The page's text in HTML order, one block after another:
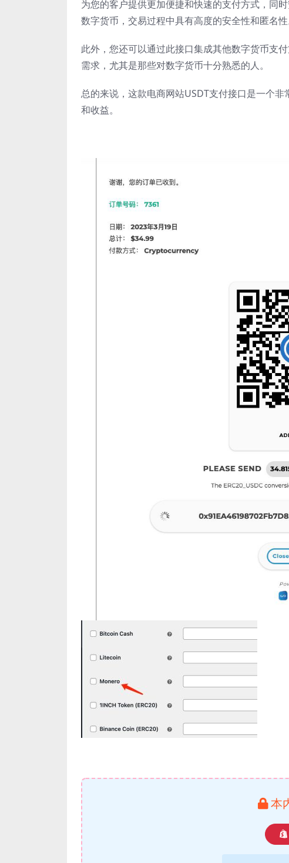
为您的客户提供更加便捷和快速的支付方式，同
数字货币，交易过程中具有高度的安全性和匿名性
此外，您还可以通过此接口集成其他数字货币支
需求，尤其是那些对数字货币十分熟悉的人。
总的来说，这款电商网站USDT支付接口是一个
和收益。
本